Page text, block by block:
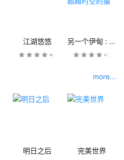
江湖悠悠 另一个伊甸 : 超越时空的猫
more...
明日之后 完美世界